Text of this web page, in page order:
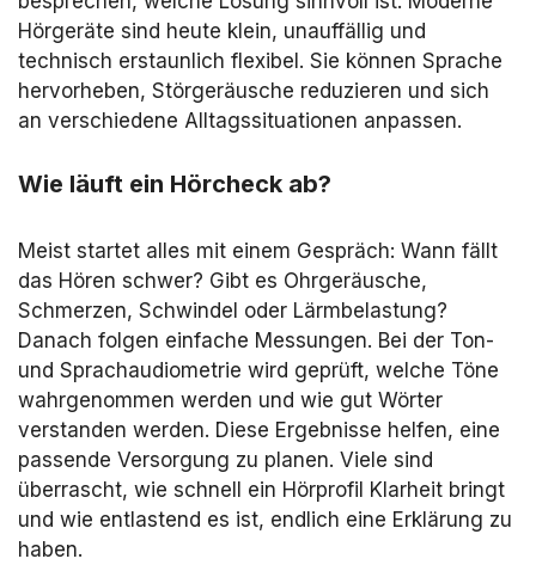
Hörgeräte sind heute klein, unauffällig und
technisch erstaunlich flexibel. Sie können Sprache
hervorheben, Störgeräusche reduzieren und sich
an verschiedene Alltagssituationen anpassen.
Wie läuft ein Hörcheck ab?
Meist startet alles mit einem Gespräch: Wann fällt
das Hören schwer? Gibt es Ohrgeräusche,
Schmerzen, Schwindel oder Lärmbelastung?
Danach folgen einfache Messungen. Bei der Ton-
und Sprachaudiometrie wird geprüft, welche Töne
wahrgenommen werden und wie gut Wörter
verstanden werden. Diese Ergebnisse helfen, eine
passende Versorgung zu planen. Viele sind
überrascht, wie schnell ein Hörprofil Klarheit bringt
und wie entlastend es ist, endlich eine Erklärung zu
haben.